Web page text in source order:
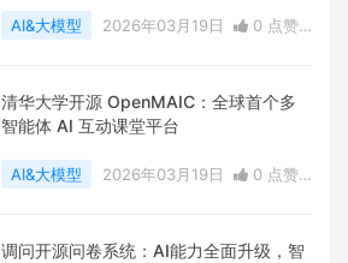
AI&大模型 2026年03月19日
0 点赞
清华大学开源 OpenMAIC：全球首个多
智能体 AI 互动课堂平台
AI&大模型 2026年03月19日
0 点赞
调问开源问卷系统：AI能力全面升级，智